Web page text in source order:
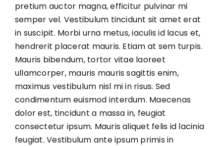
pretium auctor magna, efficitur pulvinar mi
semper vel. Vestibulum tincidunt sit amet erat
in suscipit. Morbi urna metus, iaculis id lacus et,
hendrerit placerat mauris. Etiam at sem turpis.
Mauris bibendum, tortor vitae laoreet
ullamcorper, mauris mauris sagittis enim,
maximus vestibulum nisl mi in risus. Sed
condimentum euismod interdum. Maecenas
dolor est, tincidunt a massa in, feugiat
consectetur ipsum. Mauris aliquet felis id lacinia
feugiat. Vestibulum ante ipsum primis in